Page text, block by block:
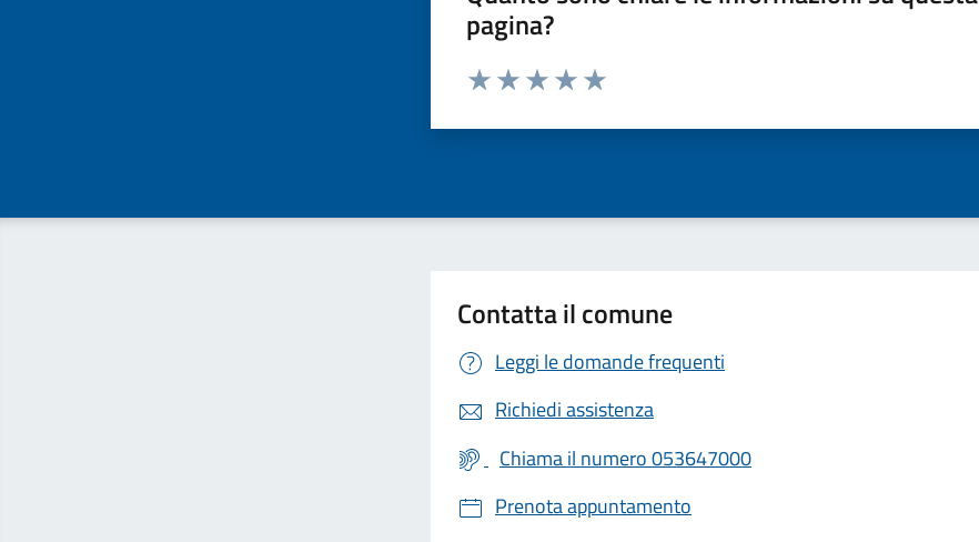
pagina?
Valuta da 1 a 5 stelle la pagina
Contatta il comune
Leggi le domande frequenti
Richiedi assistenza
Chiama il numero 053647000
Prenota appuntamento